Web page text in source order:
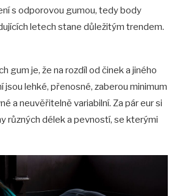
s odporovou gumou, tedy body
letech stane důležitým trendem.
gum je, že na rozdíl od činek a jiného
jsou lehké, přenosné, zaberou minimum
a neuvěřitelně variabilní. Za pár eur si
různých délek a pevností, se kterými